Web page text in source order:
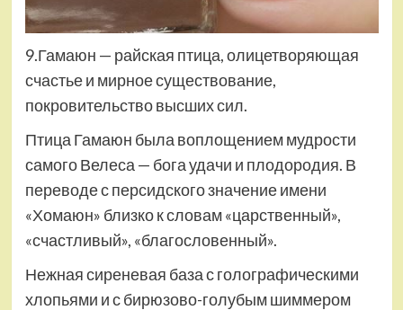
9.Гамаюн — райская птица, олицетворяющая
счастье и мирное существование,
покровительство высших сил.
Птица Гамаюн была воплощением мудрости
самого Велеса — бога удачи и плодородия. В
переводе с персидского значение имени
«Хомаюн» близко к словам «царственный»,
«счастливый», «благословенный».
Нежная сиреневая база с голографическими
хлопьями и с бирюзово-голубым шиммером